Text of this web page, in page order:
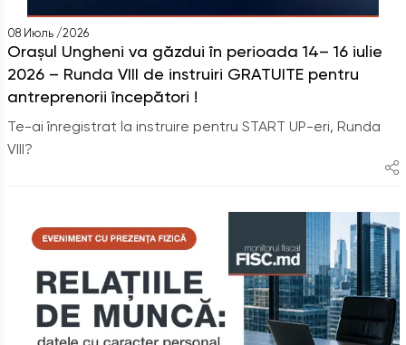
08 Июль /2026
Orașul Ungheni va găzdui în perioada 14– 16 iulie
2026 – Runda VIII de instruiri GRATUITE pentru
antreprenorii începători !
Te-ai înregistrat la instruire pentru START UP-eri, Runda
VIII?